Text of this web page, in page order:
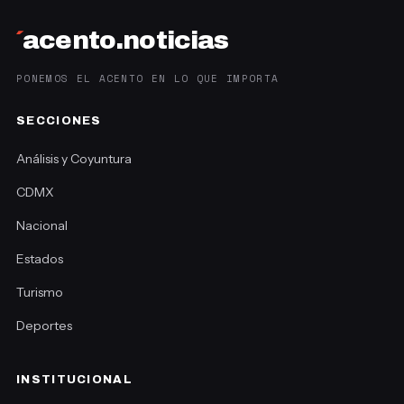
´acento.noticias
PONEMOS EL ACENTO EN LO QUE IMPORTA
SECCIONES
Análisis y Coyuntura
CDMX
Nacional
Estados
Turismo
Deportes
INSTITUCIONAL